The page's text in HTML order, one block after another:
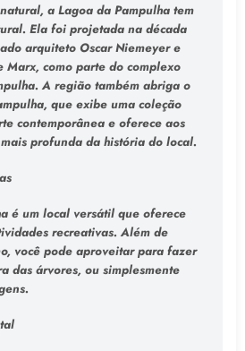
a Lagoa da Pampulha tem
Ela foi projetada na década
arquiteto Oscar Niemeyer e
como parte do complexo
A região também abriga o
que exibe uma coleção
contemporânea e oferece aos
profunda da história do local.
é um local versátil que oferece
recreativas. Além de
você pode aproveitar para fazer
das árvores, ou simplesmente